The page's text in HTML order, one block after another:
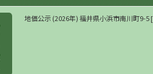
地価公示 (2026年) 福井県小浜市南川町9-